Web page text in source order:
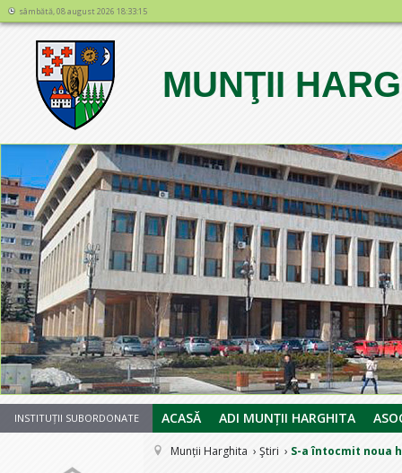
sâmbătă, 08 august 2026 18:33:15
MUNŢII
1234567
INSTITUȚII SUBORDONATE ACASĂ ADI MUNȚII HARGHITA
Munții Harghita Ştiri S-a întocmit noua